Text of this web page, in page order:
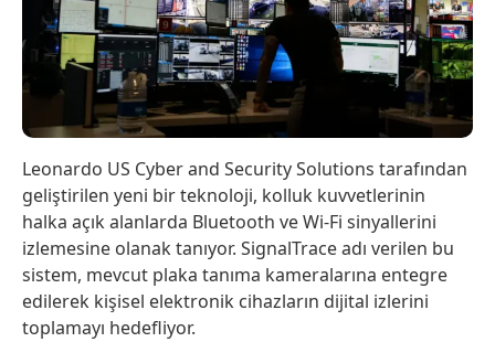
Leonardo US Cyber and Security Solutions tarafından
geliştirilen yeni bir teknoloji, kolluk kuvvetlerinin
halka açık alanlarda Bluetooth ve Wi-Fi sinyallerini
izlemesine olanak tanıyor. SignalTrace adı verilen bu
sistem, mevcut plaka tanıma kameralarına entegre
edilerek kişisel elektronik cihazların dijital izlerini
toplamayı hedefliyor.